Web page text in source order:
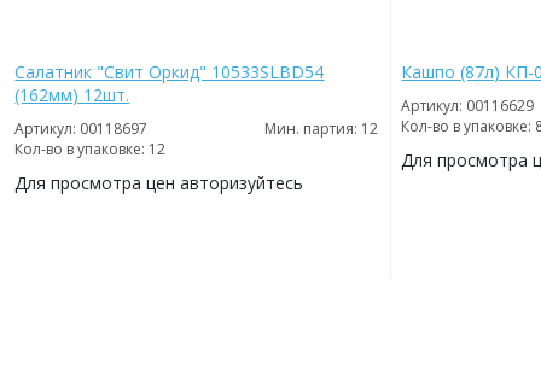
Салатник "Свит Оркид" 10533SLBD54
(162мм) 12шт.
Артикул: 00118697
Мин. партия: 12
Кол-во в упаковке: 12
Для просмотра цен авторизуйтесь
Кашпо (87л) КП-
Артикул: 00116629
Кол-во в упаковке:
Для просмотра